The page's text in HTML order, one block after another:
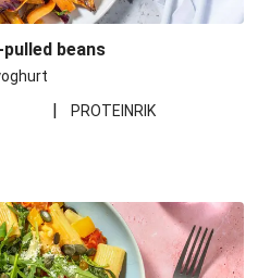
beans
| PROTEINRIK